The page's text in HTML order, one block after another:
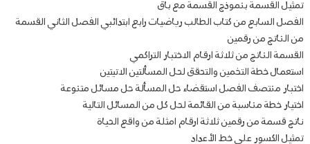
تمثيل القسمة بنموذج القسمة مع باق
الفصل السابع من كتاب الطالب رياضيات رابع ابتدائبي الفصل الثاني القسمة
من الناتج من رقمين
القسمة الناتج من ثلاثة ارقام الاختبار التراكمي
استعمال خطة التخمين والتحقق لحل المسألتين الاتيتين
اختبار منتصف الفصل استقضاء حل المسألة حل مسائل متنوعة
اختيار خطة مناسبة من القائمة لحل كل من المسائل التالية
ناتج قسمة من رقمين ثلاثة ارقام امثلة من واقع الحياة
تمثيل الكسور على خط الأعداد